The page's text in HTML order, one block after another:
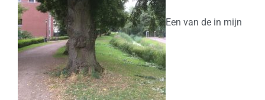
Een van de in mijn